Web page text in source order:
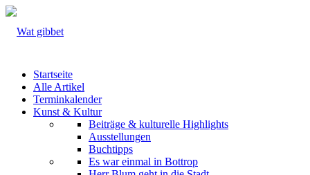
Startseite
Alle Artikel
Terminkalender
Kunst & Kultur
Beiträge & kulturelle Highlights
Ausstellungen
Buchtipps
Es war einmal in Bottrop